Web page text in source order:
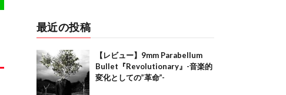
最近の投稿
【レビュー】9mm Parabellum
Bullet『Revolutionary』-音楽的
変化としての”革命”-